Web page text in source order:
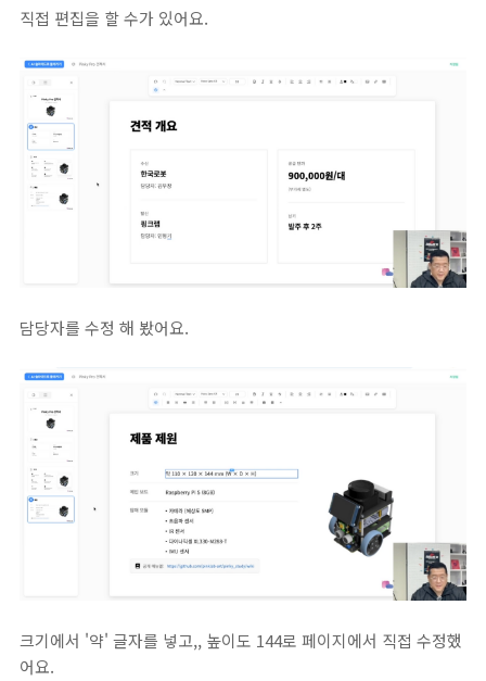
직접 편집을 할 수가 있어요.
담당자를 수정 해 봤어요.
크기에서 '약' 글자를 넣고,, 높이도 144로 페이지에서 직접 수정했
어요.